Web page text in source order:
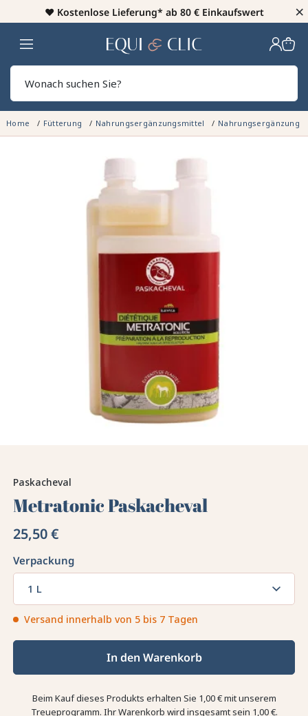
♥️ Kostenlose Lieferung* ab 80 € Einkaufswert ×
Heim
Home Fütterung Nahrungsergänzungsmittel Nahrungsergänzung
Paskacheval
Metratonic Paskacheval
25,50 €
Verpackung
1 L
Versand innerhalb von 5 bis 7 Tagen
In den Warenkorb
Beim Kauf dieses Produkts erhalten Sie 1,00 €mit unserem
Treueprogramm. Ihr Warenkorb wird insgesamt sein 1,00 €.